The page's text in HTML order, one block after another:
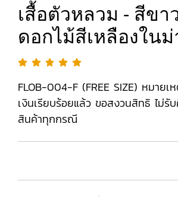
เสื้อตัวหลวม - สีขา
ดอกไม้สีเหลืองใน
FLOB-004-F (FREE SIZE) หมายเ
เงินเรียบร้อยแล้ว ขอสงวนสิทธิ ไม่รั
สินค้าทุกกรณี